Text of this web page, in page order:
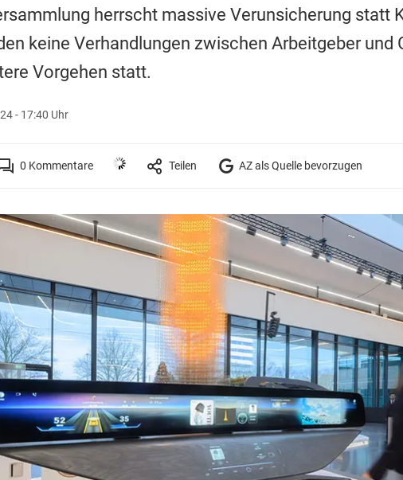
herrscht massive Verunsicherung statt
keine Verhandlungen zwischen Arbeitgeber und
Vorgehen statt.
- 17:40 Uhr
0 Kommentare Teilen AZ als Quelle bevorzugen